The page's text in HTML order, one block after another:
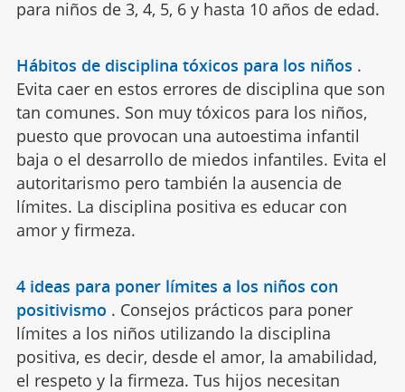
para niños de 3, 4, 5, 6 y hasta 10 años de edad.
Hábitos de disciplina tóxicos para los niños .
Evita caer en estos errores de disciplina que son
tan comunes. Son muy tóxicos para los niños,
puesto que provocan una autoestima infantil
baja o el desarrollo de miedos infantiles. Evita el
autoritarismo pero también la ausencia de
límites. La disciplina positiva es educar con
amor y firmeza.
4 ideas para poner límites a los niños con
positivismo . Consejos prácticos para poner
límites a los niños utilizando la disciplina
positiva, es decir, desde el amor, la amabilidad,
el respeto y la firmeza. Tus hijos necesitan